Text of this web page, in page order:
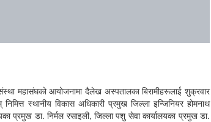
महासंघको आयोजनामा दैलेख अस्पतालका बिरामीहरूलाई शुक्रवार
स्थानीय विकास अधिकारी प्रमुख जिल्ला इन्जिनियर होमनाथ
प्रमुख डा. निर्मल रसाइली, जिल्ला पशु सेवा कार्यालयका प्रमुख डा.